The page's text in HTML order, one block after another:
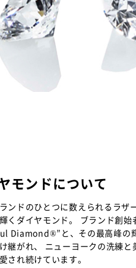
モンドについて
ンドのひとつに数えられるラザ
くダイヤモンド。 ブランド創
Diamond®”と、その最高峰の
継がれ、 ニューヨークの洗練と
され続けています。